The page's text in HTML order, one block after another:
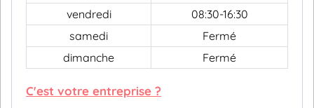
vendredi
08:30-16:30
samedi
Fermé
dimanche
Fermé
C'est votre entreprise ?